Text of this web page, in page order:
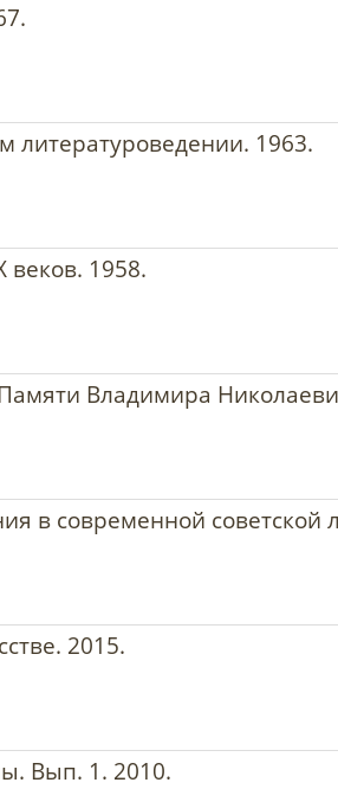
литературоведении. 1963.
веков. 1958.
Владимира
в современной советской
2015.
Вып. 1. 2010.